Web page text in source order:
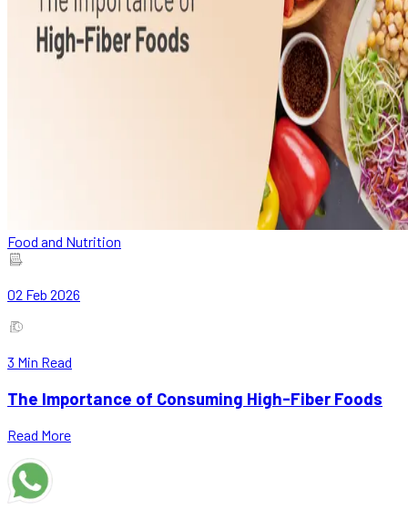
Food and Nutrition
02 Feb 2026
3 Min Read
The Importance of Consuming High-Fiber Foods
Read More